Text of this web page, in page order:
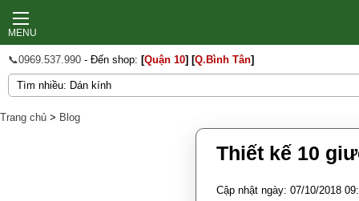
MENU
📞0969.537.990 - Đến shop: [Quận 10] [Q.Bình Tân]
Trang chủ > Blog
Thiết kế 10
Cập nhật ngày: 07/10/2018